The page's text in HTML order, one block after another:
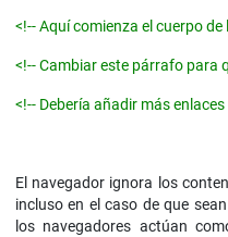
<!-- Aquí comienza el cuerpo de
<!-- Cambiar este párrafo para
<!-- Debería añadir más
El navegador ignora los
incluso en el caso de que
los navegadores actúan